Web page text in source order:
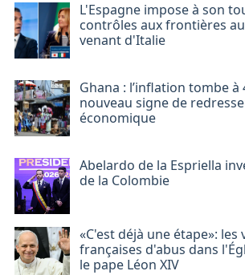
L'Espagne impose à son
contrôles aux frontières
venant d'Italie
Ghana : l’inflation tombe à
nouveau signe de
économique
Abelardo de la Espriella
de la Colombie
«C'est déjà une étape»: les
françaises d'abus dans
le pape Léon XIV